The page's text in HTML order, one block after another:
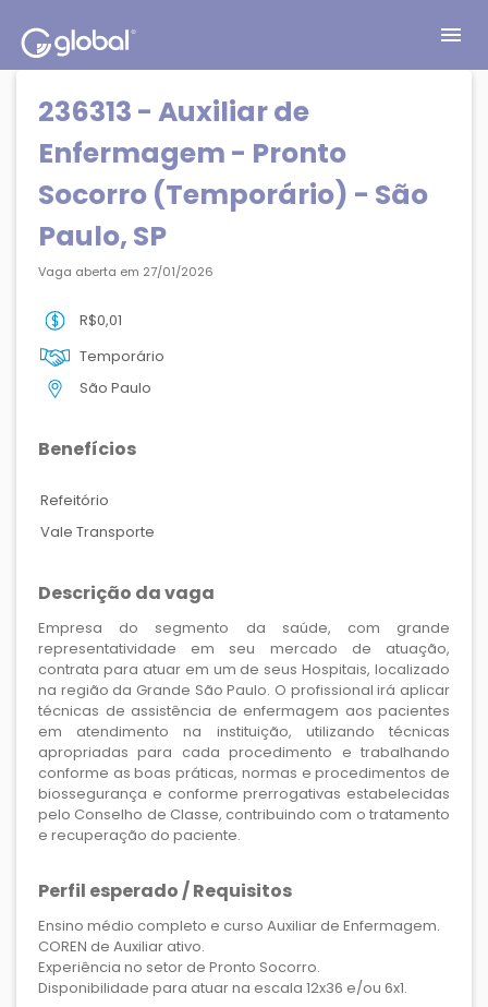
menu
236313 - Auxiliar de
Enfermagem - Pronto
Socorro (Temporário) - São
Paulo, SP
Vaga aberta em 27/01/2026
R$0,01
Temporário
São Paulo
Benefícios
Refeitório
Vale Transporte
Descrição da vaga
Empresa do segmento da saúde, com grande
representatividade em seu mercado de atuação,
contrata para atuar em um de seus Hospitais, localizado
na região da Grande São Paulo. O profissional irá aplicar
técnicas de assistência de enfermagem aos pacientes
em atendimento na instituição, utilizando técnicas
apropriadas para cada procedimento e trabalhando
conforme as boas práticas, normas e procedimentos de
biossegurança e conforme prerrogativas estabelecidas
pelo Conselho de Classe, contribuindo com o tratamento
e recuperação do paciente.
Perfil esperado / Requisitos
Ensino médio completo e curso Auxiliar de Enfermagem.
COREN de Auxiliar ativo.
Experiência no setor de Pronto Socorro.
Disponibilidade para atuar na escala 12x36 e/ou 6x1.